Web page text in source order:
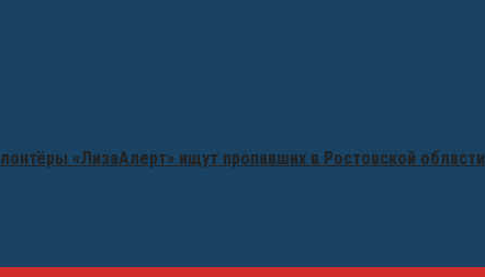
«ЛизаАлерт» ищут пропавших в Ростовской области